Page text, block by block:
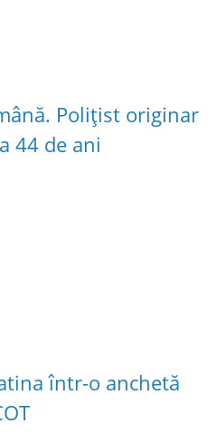
Polițist originar
44 de ani
într-o anchetă